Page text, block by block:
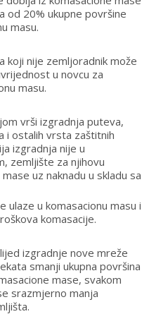
od 20% ukupne površine
masu.
koji nije zemljoradnik može
u novcu za
masu.
vrši izgradnja puteva,
i ostalih vrsta zaštitnih
izgradnja nije u
zemljište za njihovu
uz naknadu u skladu sa
ulaze u komasacionu masu i
komasacije.
izgradnje nove mreže
smanji ukupna površina
mase, svakom
srazmjerno manja